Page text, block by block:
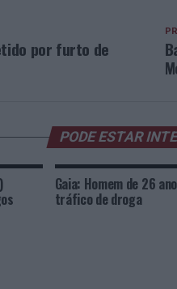
por furto de
PODE ESTAR
Gaia: Homem de 26
tráfico de droga